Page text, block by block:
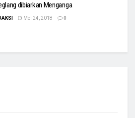
dibiarkan Menganga
Mei 24, 2018 0